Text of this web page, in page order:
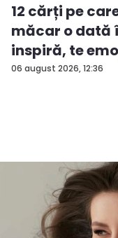
06 august 2026, 12:36
12 cărți pe
măcar o dată
inspiră, te